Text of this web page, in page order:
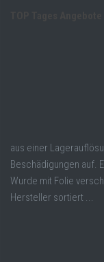
aus einer
Beschädigungen auf.
Wurde mit Folie
Hersteller sortiert ...